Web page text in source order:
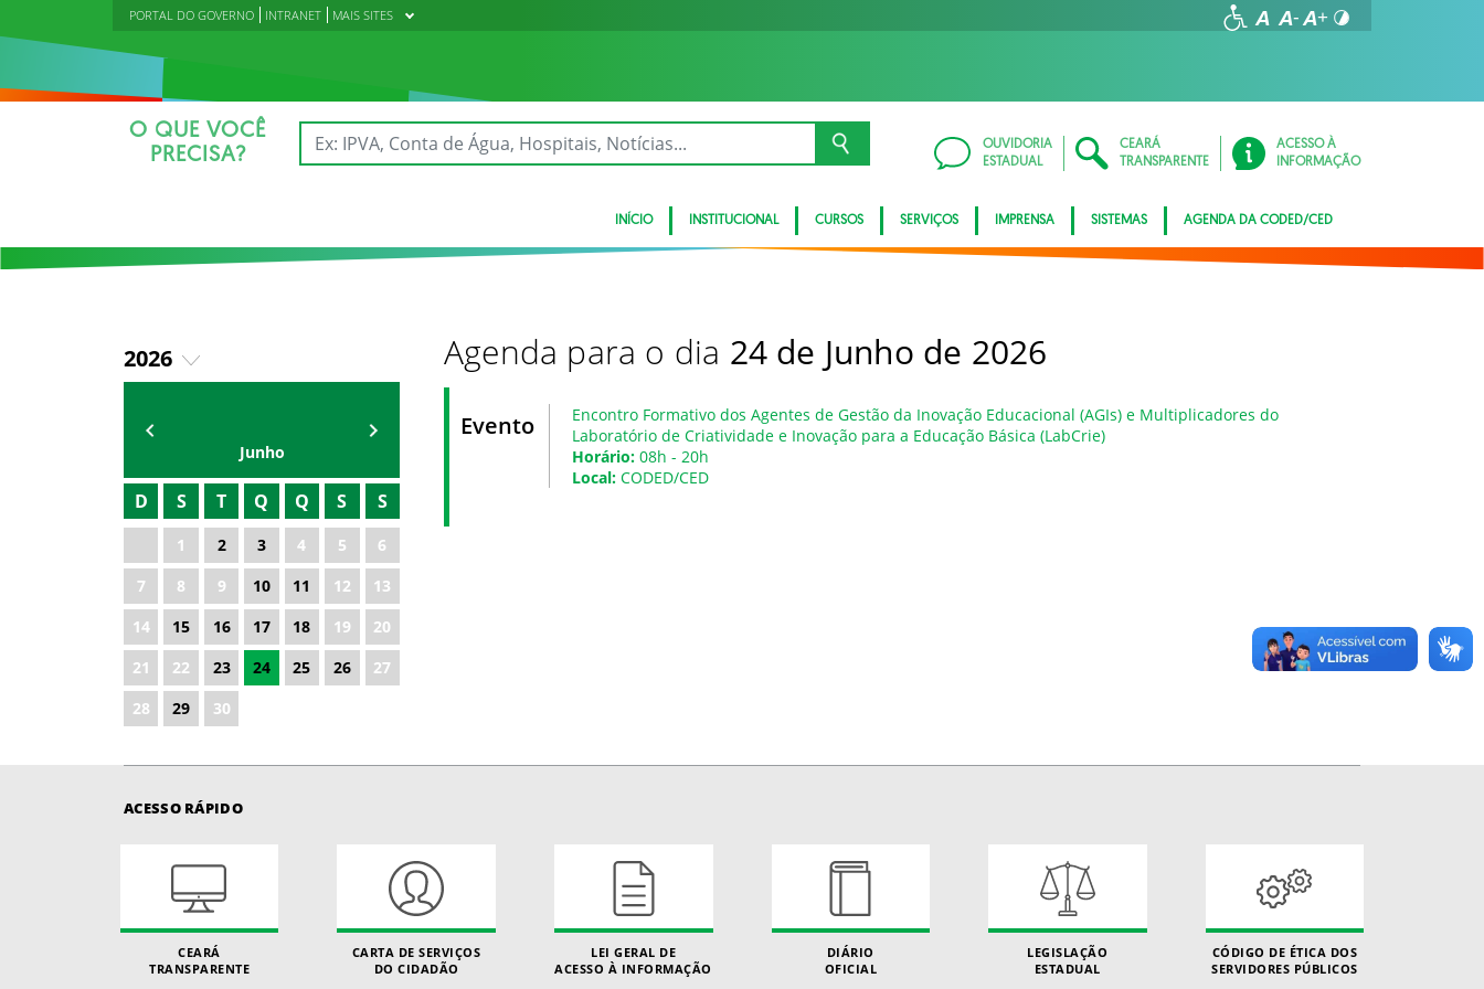
PORTAL DO GOVERNO INTRANET MAIS SITES
O QUE VOCÊ
PRECISA?
OUVIDORIA
ESTADUAL
CEARÁ
TRANSPARENTE
ACESSO À
INFORMAÇÃO
INÍCIO INSTITUCIONAL CURSOS SERVIÇOS IMPRENSA SISTEMAS AGENDA DA CODED/CED
2026
2019
2020
2021
2022
2023
2024
2025
Junho
D S T Q Q S S
1 2 3 4 5
6
7
8 9 10 11 12
13
14
15 16 17 18 19
20
21
22 23 24 25 26
27
28
29 30
Agenda para o dia 24 de Junho de 2026
Evento
Encontro Formativo dos Agentes de Gestão da Inovação Educacional (AGIs) e Multiplicadores do
Laboratório de Criatividade e Inovação para a Educação Básica (LabCrie)
Horário: 08h - 20h
Local: CODED/CED
ACESSO RÁPIDO
CEARÁ
TRANSPARENTE
CARTA DE SERVIÇOS
DO CIDADÃO
LEI GERAL DE
ACESSO À INFORMAÇÃO
DIÁRIO
OFICIAL
LEGISLAÇÃO
ESTADUAL
CÓDIGO DE ÉTICA DOS
SERVIDORES PÚBLICOS